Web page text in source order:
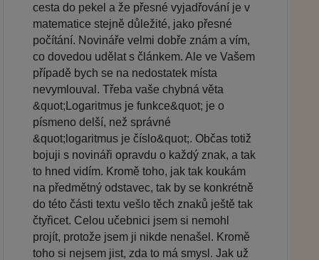
cesta do pekel a že přesné vyjadřování je v
matematice stejně důležité, jako přesné
počítání. Novináře velmi dobře znám a vím,
co dovedou udělat s článkem. Ale ve Vašem
případě bych se na nedostatek místa
nevymlouval. Třeba vaše chybná věta
&quot;Logaritmus je funkce&quot; je o
písmeno delší, než správné
&quot;logaritmus je číslo&quot;. Občas totiž
bojuji s novináři opravdu o každý znak, a tak
to hned vidím. Kromě toho, jak tak koukám
na předmětný odstavec, tak by se konkrétně
do této části textu vešlo těch znaků ještě tak
čtyřicet. Celou učebnici jsem si nemohl
projít, protože jsem ji nikde nenašel. Kromě
toho si nejsem jist, zda to má smysl. Jak už